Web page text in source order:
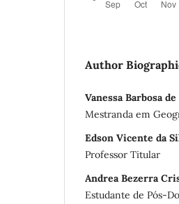
Author
Vanessa Barbosa
Mestranda em
Edson Vicente da
Professor Titular
Andrea Bezerra
Estudante de Pós-